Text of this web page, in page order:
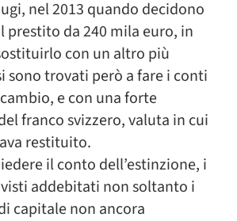
nel 2013 quando decidono
prestito da 240 mila euro, in
con un altro più
sono trovati però a fare i conti
e con una forte
franco svizzero, valuta in cui
restituito.
il conto dell’estinzione, i
addebitati non soltanto i
capitale non ancora